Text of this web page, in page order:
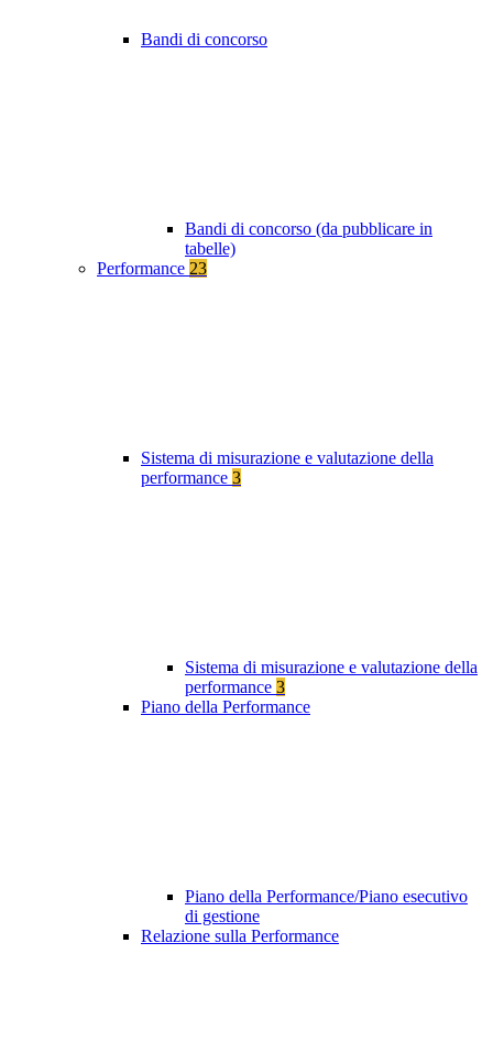
Bandi di concorso
Bandi di concorso (da pubblicare in
tabelle)
Performance 23
Sistema di misurazione e valutazione della
performance 3
Sistema di misurazione e valutazione della
performance 3
Piano della Performance
Piano della Performance/Piano esecutivo
di gestione
Relazione sulla Performance